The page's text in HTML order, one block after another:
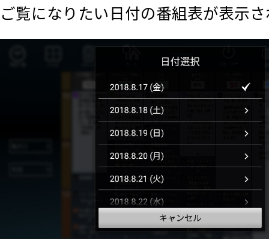
ご覧になりたい日付の番組表が表示